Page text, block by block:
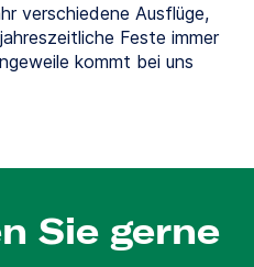
verschiedene Ausflüge,
Feste immer
kommt bei uns
Sie gerne